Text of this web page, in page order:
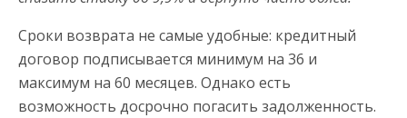
Сроки возврата не самые удобные: кредитный
договор подписывается минимум на 36 и
максимум на 60 месяцев. Однако есть
возможность досрочно погасить задолженность.